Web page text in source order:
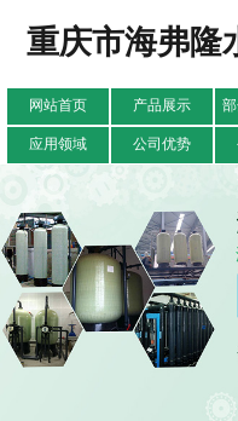
重庆市海弗隆
网站首页 产品展示
应用领域 公司优势